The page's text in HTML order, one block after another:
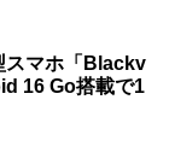
スマホ「Blackv
16 Go搭載で1